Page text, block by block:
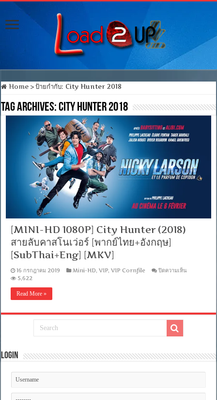
Home > ป้ายกำกับ: City Hunter 2018
Tag Archives:City Hunter 2018
[MINI-HD 1080P] City Hunter (2018)
สายลับคาสโนเว่อร์ [พากย์ไทย+อังกฤษ]
[SubThai+Eng] [MKV]
16 กรกฎาคม 2019 Mini-HD,VIP,VIP Cornfile ปิดความเห็น
(2018)
ร์
ไทย+อังกฤษ]
5,622
Read More »
Login